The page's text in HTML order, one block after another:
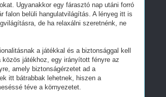
Ugyanakkor egy fárasztó nap utáni forró
falon belüli hangulatvilágítás. A lényeg itt is
de ha relaxálni szeretnénk, ne
a játékkal és a biztonsággal kell
játékhoz, egy irányított fényre az
amely biztonságérzetet ad a
itt bátrabbak lehetnek, hiszen a
téve a környezetet.